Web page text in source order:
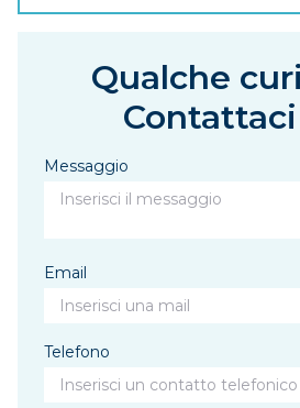
Qualche
Messaggio
Email
Telefono